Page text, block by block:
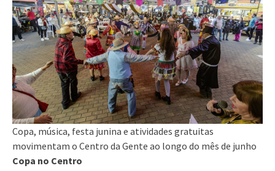
Copa, música, festa junina e atividades gratuitas
movimentam o Centro da Gente ao longo do mês de junho
Copa no Centro